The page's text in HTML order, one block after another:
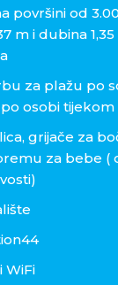
površini od
m i dubina
za plažu po
osobi tijekom
grijače za
za bebe (
WiFi